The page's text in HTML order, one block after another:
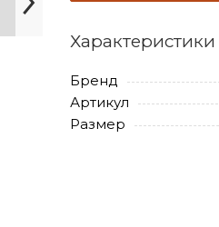
Характеристики
Бренд
Артикул
Размер